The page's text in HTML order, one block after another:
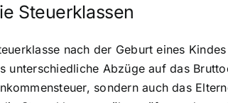
Steuerklassen
nach der Geburt eines
unterschiedliche Abzüge auf das
sondern auch das